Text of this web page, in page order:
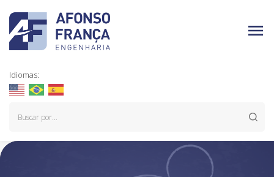
Idiomas: